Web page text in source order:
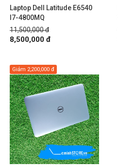
Laptop Dell Latitude E6540
I7-4800MQ
11,500,000 đ
8,500,000 đ
Giảm 2,200,000 đ